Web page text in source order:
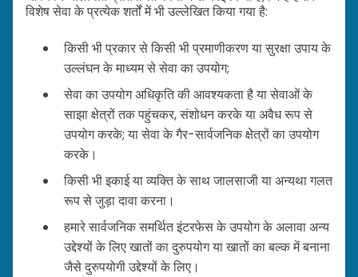
विशेष सेवा के प्रत्येक शर्तों में भी उल्लेखित किया गया है:
किसी भी प्रकार से किसी भी प्रमाणीकरण या सुरक्षा उपाय के
उल्लंघन के माध्यम से सेवा का उपयोग;
सेवा का उपयोग अधिकृति की आवश्यकता है या सेवाओं के
साझा क्षेत्रों तक पहुंचकर, संशोधन करके या अवैध रूप से
उपयोग करके; या सेवा के गैर-सार्वजनिक क्षेत्रों का उपयोग
करके।
किसी भी इकाई या व्यक्ति के साथ जालसाजी या अन्यथा गलत
रूप से जुड़ा दावा करना।
हमारे सार्वजनिक समर्थित इंटरफेस के उपयोग के अलावा अन्य
उद्देश्यों के लिए खातों का दुरुपयोग या खातों का बल्क में बनाना
जैसे दुरुपयोगी उद्देश्यों के लिए।